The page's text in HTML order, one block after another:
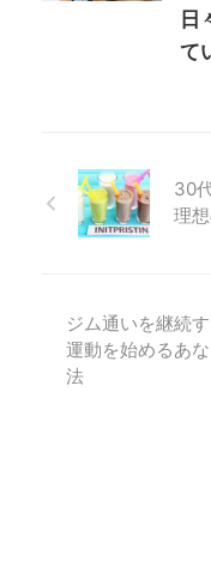
日
て
30
理
ジム通いを継続
運動を始めるあ
法